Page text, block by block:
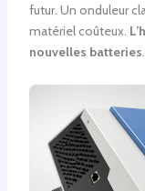
futur. Un onduleur
matériel coûteux.
nouvelles batteries.